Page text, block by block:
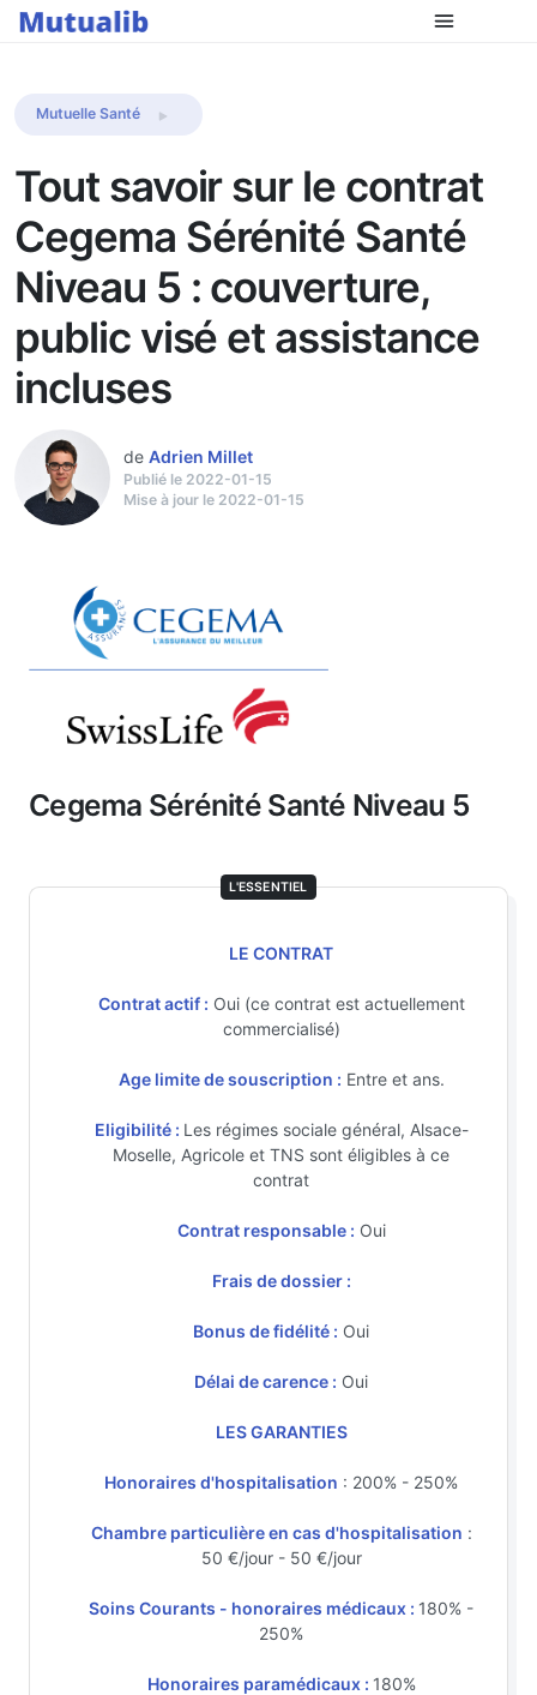
Comparer les mutuelles
Mutuelle Santé
Tout savoir sur le contrat
Cegema Sérénité Santé
Niveau 5 : couverture,
public visé et assistance
incluses
de Adrien Millet
Publié le 2022-01-15
Mise à jour le 2022-01-15
Cegema Sérénité Santé Niveau 5
L'ESSENTIEL
LE CONTRAT
Contrat actif : Oui (ce contrat est actuellement
commercialisé)
Age limite de souscription : Entre et ans.
Eligibilité : Les régimes sociale général, Alsace-
Moselle, Agricole et TNS sont éligibles à ce
contrat
Contrat responsable : Oui
Frais de dossier :
Bonus de fidélité : Oui
Délai de carence : Oui
LES GARANTIES
Honoraires d'hospitalisation : 200% - 250%
Chambre particulière en cas d'hospitalisation :
50 €/jour - 50 €/jour
Soins Courants - honoraires médicaux : 180% -
250%
Honoraires paramédicaux : 180%